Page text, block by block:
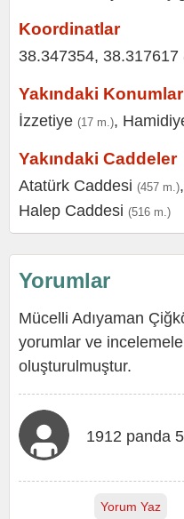
Koordinatlar
38.347354, 38.317617
Yakındaki Konumlar
İzzetiye (17 m.),
Yakındaki Caddeler
Atatürk Caddesi (457 m.),
Halep Caddesi (516 m.)
Yorumlar
Mücelli Adıyaman
yorumlar ve
oluşturulmuştur.
1912 panda
Yorum Yaz